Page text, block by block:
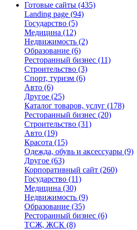
Готовые сайты (435)
Landing page (94)
Государство (5)
Медицина (12)
Недвижимость (2)
Образование (6)
Ресторанный бизнес (11)
Строительство (3)
Спорт, туризм (6)
Авто (6)
Другое (25)
Каталог товаров, услуг (178)
Ресторанный бизнес (20)
Строительство (31)
Авто (19)
Красота (15)
Одежда, обувь и аксессуары (9)
Другое (63)
Корпоративный сайт (260)
Государство (11)
Медицина (30)
Недвижимость (9)
Образование (35)
Ресторанный бизнес (6)
ТСЖ, ЖСК (8)